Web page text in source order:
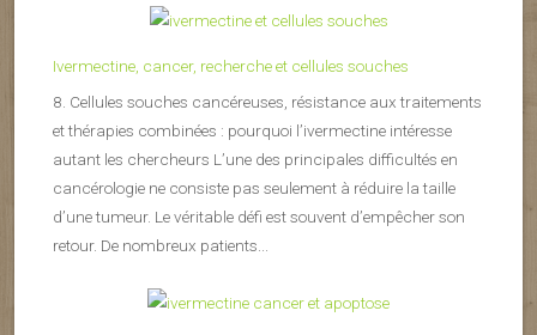
Ivermectine, cancer, recherche et cellules souches
8. Cellules souches cancéreuses, résistance aux traitements
et thérapies combinées : pourquoi l’ivermectine intéresse
autant les chercheurs L’une des principales difficultés en
cancérologie ne consiste pas seulement à réduire la taille
d’une tumeur. Le véritable défi est souvent d’empêcher son
retour. De nombreux patients...